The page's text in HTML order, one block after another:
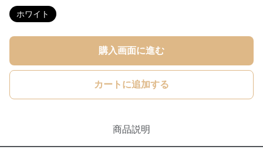
ホワイト
購入画面に進む
カートに追加する
商品説明